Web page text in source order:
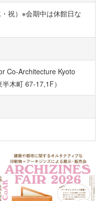
祝）※会期中は休館日な
Co-Architecture Kyoto
木町 67-17,1F）